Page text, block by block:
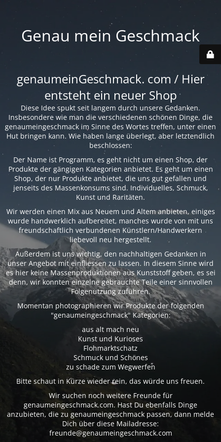
Genau mein Geschmack
genaumeinGeschmack. com / Hier
entsteht ein neuer Shop
Diese Idee spukt seit langem durch unsere Gedanken.
Insbesondere wie man die verschiedenen schönen Dinge, die
genaumeingeschmack im Sinne des Wortes treffen, unter einen
Hut bringen kann. Wie haben lange überlegt, aber letztendlich
beschlossen:
Der Name ist Programm, es geht nicht um einen Shop, der
Produkte der gängigen Kategorien anbietet. Es geht um einen
Shop, der nur Produkte anbietet, die uns gut gefallen und
jenseits des Massenkonsums sind. Individuelles, Schmuck,
Kunst und Raritäten.
Wir werden einen Mix aus Neuem und Altem anbieten, einiges
wurde handwerklich aufbereitet, manches wurde von mit uns
freundschaftlich verbundenen Künstlern/Handwerkern
liebevoll neu hergestellt.
Außerdem ist uns wichtig, den nachhaltigen Gedanken in
unser Angebot mit einfliessen zu lassen. In diesem Sinne wird
es hier keine Massenproduktionen aus Kunststoff geben, es sei
denn, wir konnten einzelne gebrauchte Teile einer sinnvollen
Folgenutzung zuführen.
Momentan photographieren wir Produkte der folgenden
"genaumeingeschmack" Kategorien:
aus alt mach neu
Kunst und Kurioses
Flohmarktschatz
Schmuck und Schönes
zu schade zum Wegwerfen
Bitte schaut in Kürze wieder rein, das würde uns freuen.
Wir suchen noch weitere Freunde für
genaumeingeschmack.com. Hast Du ebenfalls Dinge
anzubieten, die zu genaumeingeschmack passen, dann melde
Dich über diese Mailadresse:
freunde@genaumeingeschmack.com